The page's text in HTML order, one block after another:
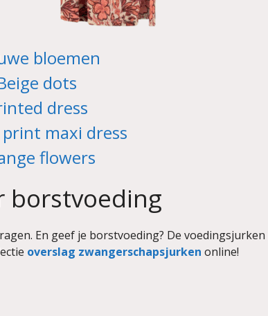
bloemen
dots
dress
print maxi dress
flowers
borstvoeding
En geef je borstvoeding? De
overslag zwangerschapsjurken online!